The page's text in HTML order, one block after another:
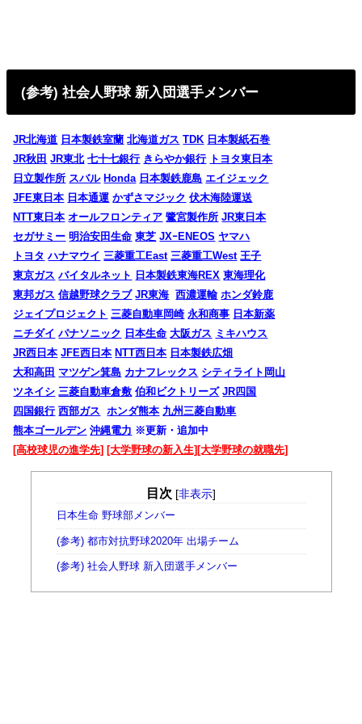
(参考) 社会人野球 新入団選手メンバー
JR北海道 日本製鉄室蘭 北海道ガス TDK 日本製紙石巻
JR秋田 JR東北 七十七銀行 きらやか銀行 トヨタ東日本
日立製作所 スバル Honda 日本製鉄鹿島 エイジェック
JFE東日本 日本通運 かずさマジック 伏木海陸運送
NTT東日本 オールフロンティア 鷺宮製作所 JR東日本
セガサミー 明治安田生命 東芝 JXｰENEOS ヤマハ
トヨタ ハナマウイ 三菱重工East 三菱重工West 王子
東京ガス バイタルネット 日本製鉄東海REX 東海理化
東邦ガス 信越野球クラブ JR東海 西濃運輸 ホンダ鈴鹿
ジェイプロジェクト 三菱自動車岡崎 永和商事 日本新薬
ニチダイ パナソニック 日本生命 大阪ガス ミキハウス
JR西日本 JFE西日本 NTT西日本 日本製鉄広畑
大和高田 マツゲン箕島 カナフレックス シティライト岡山
ツネイシ 三菱自動車倉敷 伯和ビクトリーズ JR四国
四国銀行 西部ガス ホンダ熊本 九州三菱自動車
熊本ゴールデン 沖縄電力 ※更新・追加中
[高校球児の進学先] [大学野球の新入生][大学野球の就職先]
目次 [非表示]
日本生命 野球部メンバー
(参考) 都市対抗野球2020年 出場チーム
(参考) 社会人野球 新入団選手メンバー